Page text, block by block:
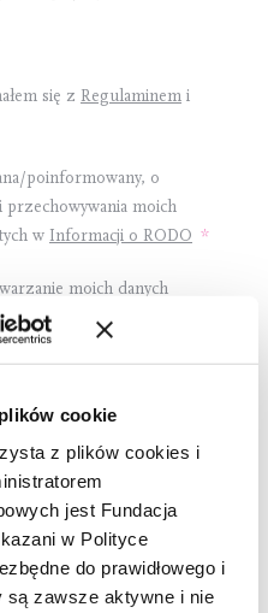
cookie
z plików cookies i
jest Fundacja
w Polityce
do prawidłowego i
są zawsze aktywne i nie
się z Regulaminem i
poinformowany, o
moich
w Informacji o RODO
moich danych
Pismo w celach
adres do wysyłki